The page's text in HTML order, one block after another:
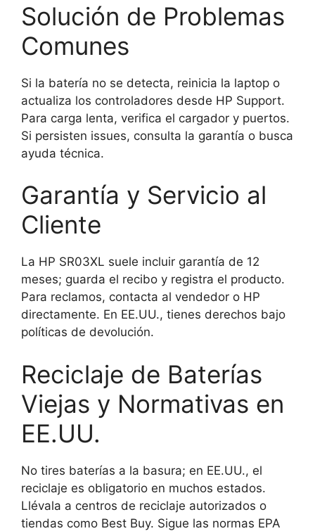
Solución de Problemas
Comunes
Si la batería no se detecta, reinicia la laptop o
actualiza los controladores desde HP Support.
Para carga lenta, verifica el cargador y puertos.
Si persisten issues, consulta la garantía o busca
ayuda técnica.
Garantía y Servicio al
Cliente
La HP SR03XL suele incluir garantía de 12
meses; guarda el recibo y registra el producto.
Para reclamos, contacta al vendedor o HP
directamente. En EE.UU., tienes derechos bajo
políticas de devolución.
Reciclaje de Baterías
Viejas y Normativas en
EE.UU.
No tires baterías a la basura; en EE.UU., el
reciclaje es obligatorio en muchos estados.
Llévala a centros de reciclaje autorizados o
tiendas como Best Buy. Sigue las normas EPA